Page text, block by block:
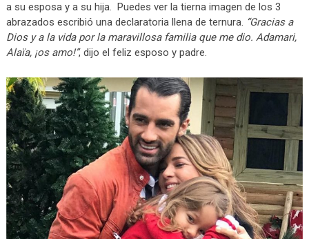
a su esposa y a su hija. Puedes ver la tierna imagen de los 3
abrazados escribió una declaratoria llena de ternura. “Gracias a
Dios y a la vida por la maravillosa familia que me dio. Adamari,
Alaïa, ¡os amo!”, dijo el feliz esposo y padre.